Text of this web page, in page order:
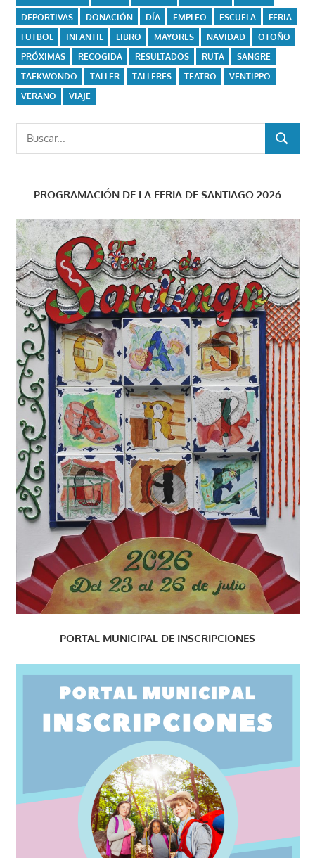
DEPORTIVAS
DONACIÓN DÍA EMPLEO ESCUELA
FERIA
FUTBOL
INFANTIL LIBRO MAYORES NAVIDAD
OTOÑO
PRÓXIMAS
RECOGIDA RESULTADOS RUTA
SANGRE
TAEKWONDO
TALLER TALLERES TEATRO
VENTIPPO
VERANO
VIAJE
Buscar:
BUSCAR
PROGRAMACIÓN DE LA FERIA DE SANTIAGO 2026
PORTAL MUNICIPAL DE INSCRIPCIONES